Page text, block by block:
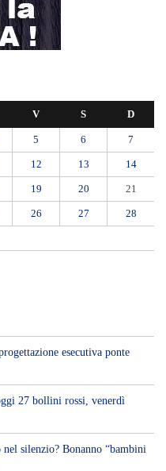
V S D
5 6 7
12 13 14
19 20 21
26 27 28
esecutiva ponte
27 bollini rossi, venerdì
silenzio? Bonanno “bambini